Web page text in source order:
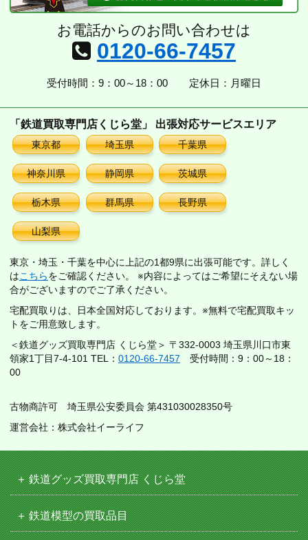
お電話からのお問い合わせは
0120-66-7457
受付時間：9：00～18：00 定休日：月曜日
「鉄道買取専門店くじら堂」 出張対応サービスエリア
東京都 埼玉県 千葉県
神奈川県 静岡県 茨城県
栃木県 群馬県 長野県
山梨県
東京・埼玉・千葉を中心に上記の1都9県に出張可能です。詳しく
はこちらをご確認ください。 ※内容によってはご希望にそえない場
合がございますのでご了承ください。
宅配買取りは、日本全国対応しております。※無料で宅配買取キッ
トをご用意致します。
＜鉄道グッズ買取専門店 くじら堂＞ 〒332-0003 埼玉県川口市東
領家1丁目7-4-101 TEL： 0120-66-7457 受付時間：9：00～18：
00
古物商許可 埼玉県公安委員会 第431030028350号
運営会社：株式会社イーライフ
鉄道グッズ買取専門店 くじら堂
鉄道模型の買取品目